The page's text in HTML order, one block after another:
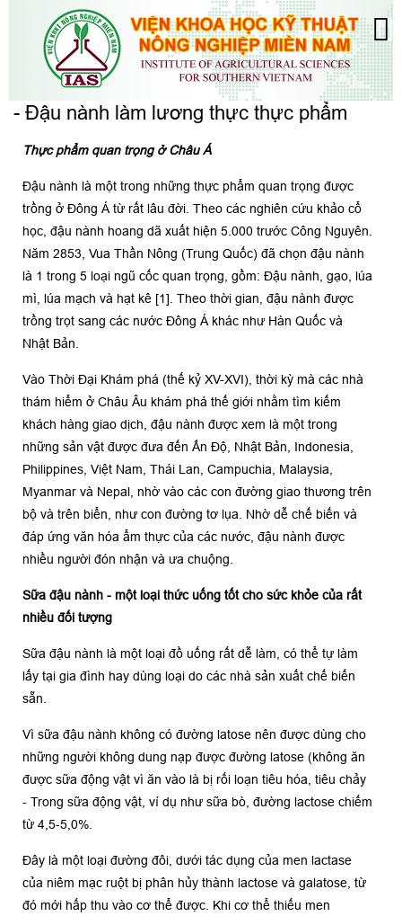
- Đậu nành làm lương thực thực phẩm
Thực phẩm quan trọng ở Châu Á
Đậu nành là một trong những thực phẩm quan trọng được
trồng ở Đông Á từ rất lâu đời. Theo các nghiên cứu khảo cổ
học, đậu nành hoang dã xuất hiện 5.000 trước Công Nguyên.
Năm 2853, Vua Thần Nông (Trung Quốc) đã chọn đậu nành
là 1 trong 5 loại ngũ cốc quan trọng, gồm: Đậu nành, gạo, lúa
mì, lúa mạch và hạt kê [1]. Theo thời gian, đậu nành được
trồng trọt sang các nước Đông Á khác như Hàn Quốc và
Nhật Bản.
Vào Thời Đại Khám phá (thế kỷ XV-XVI), thời kỳ mà các nhà
thám hiểm ở Châu Âu khám phá thế giới nhằm tìm kiếm
khách hàng giao dịch, đậu nành được xem là một trong
những sản vật được đưa đến Ấn Độ, Nhật Bản, Indonesia,
Philippines, Việt Nam, Thái Lan, Campuchia, Malaysia,
Myanmar và Nepal, nhờ vào các con đường giao thương trên
bộ và trên biển, như con đường tơ lụa. Nhờ dễ chế biến và
đáp ứng văn hóa ẩm thực của các nước, đậu nành được
nhiều người đón nhận và ưa chuộng.
Sữa đậu nành - một loại thức uống tốt cho sức khỏe của rất
nhiều đối tượng
Sữa đậu nành là một loại đồ uống rất dễ làm, có thể tự làm
lấy tại gia đình hay dùng loại do các nhà sản xuất chế biến
sẵn.
Vì sữa đậu nành không có đường latose nên được dùng cho
những người không dung nạp được đường latose (không ăn
được sữa động vật vì ăn vào là bị rối loạn tiêu hóa, tiêu chảy
- Trong sữa động vật, ví dụ như sữa bò, đường lactose chiếm
từ 4,5-5,0%.
Đây là một loại đường đôi, dưới tác dụng của men lactase
của niêm mạc ruột bị phân hủy thành lactose và galatose, từ
đó mới hấp thu vào cơ thể được. Khi cơ thể thiếu men